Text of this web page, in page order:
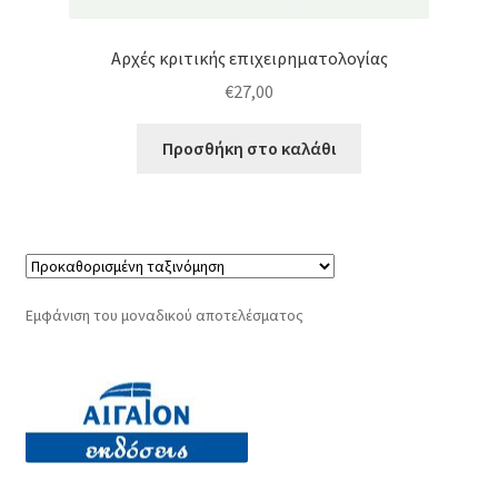
Αρχές κριτικής επιχειρηματολογίας
€27,00
Προσθήκη στο καλάθι
Εμφάνιση του μοναδικού αποτελέσματος